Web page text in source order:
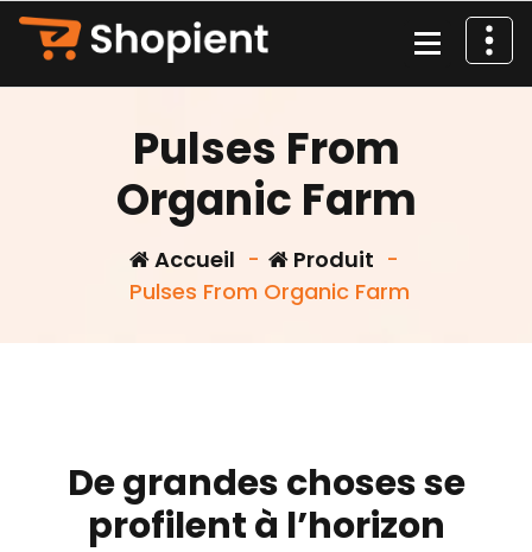
Aller
contenu
Pulses From
Organic Farm
Accueil - Produit -
Pulses From Organic Farm
De grandes choses se
profilent à l’horizon